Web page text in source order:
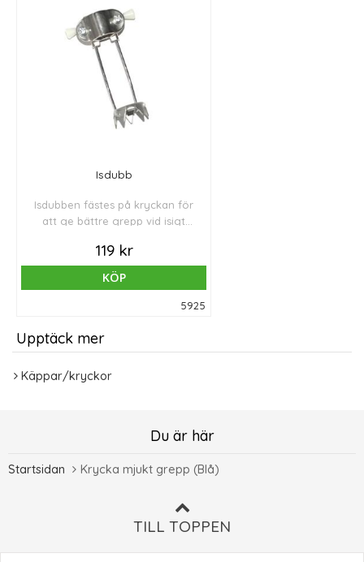
Isdubb
Isdubben fästes på kryckan för
att ge bättre grepp vid isigt
kryckor med grått handtag.
119 kr
KÖP
5925
Upptäck mer
Käppar/kryckor
Du är här
Startsidan Krycka mjukt grepp (Blå)
TILL TOPPEN